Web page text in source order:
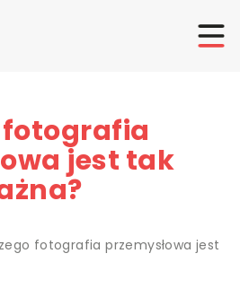
fotografia
jest tak
fotografia przemysłowa jest